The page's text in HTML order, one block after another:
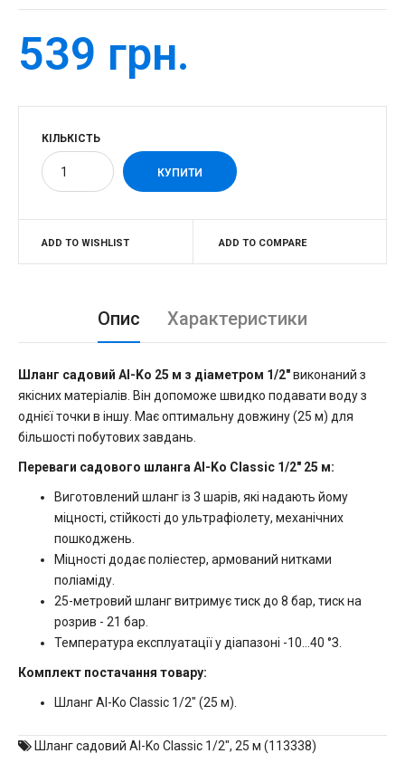
539 грн.
КІЛЬКІСТЬ
ADD TO WISHLIST ADD TO COMPARE
Опис Характеристики
Шланг садовий Al-Ko 25 м з діаметром 1/2"виконаний з
якісних матеріалів. Він допоможе швидко подавати воду з
однієї точки в іншу. Має оптимальну довжину (25 м) для
більшості побутових завдань.
Переваги садового шланга Al-Ko Classic 1/2" 25 м:
Виготовлений шланг із 3 шарів, які надають йому
міцності, стійкості до ультрафіолету, механічних
пошкоджень.
Міцності додає поліестер, армований нитками
поліаміду.
25-метровий шланг витримує тиск до 8 бар, тиск на
розрив - 21 бар.
Температура експлуатації у діапазоні -10…40 °З.
Комплект постачання товару:
Шланг Al-Ko Classic 1/2" (25 м).
Шланг садовий Al-Ko Classic 1/2", 25 м (113338)